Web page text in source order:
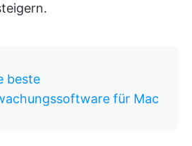
beste
für Mac